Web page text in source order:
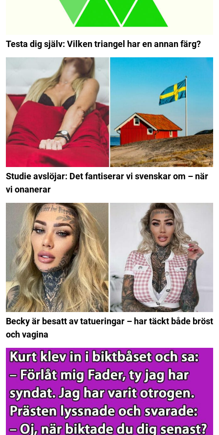
Testa dig själv: Vilken triangel har en annan färg?
Studie avslöjar: Det fantiserar vi svenskar om – när
vi onanerar
Becky är besatt av tatueringar – har täckt både bröst
och vagina